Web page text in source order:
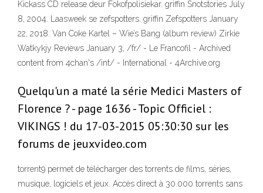
Kickass CD release deur Fokofpolisiekar. griffin Snotstories July
8, 2004. Laasweek se zefspotters. griffin Zefspotters January
22, 2018. Van Coke Kartel – Wie’s Bang (album review) Zirkie
Watkykjy Reviews January 3, /fr/ - Le Francofil - Archived
content from 4chan's /int/ - International - 4Archive.org
Quelqu'un a maté la série Medici Masters of
Florence ? - page 1636 - Topic Officiel :
VIKINGS ! du 17-03-2015 05:30:30 sur les
forums de jeuxvideo.com
torrent9 permet de télécharger des torrents de films, séries,
musique, logiciels et jeux. Accès direct à 30.000 torrents sans